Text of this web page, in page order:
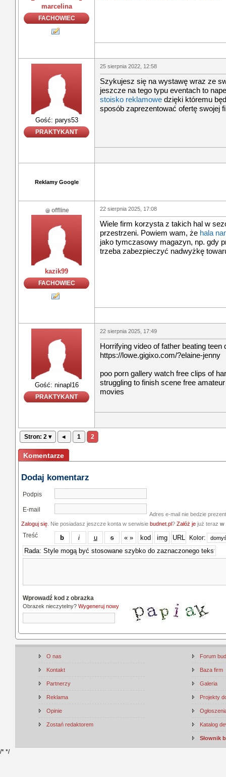
marcelina
FACHOWIEC
Gość: parys53
PRAKTYKANT
25 sierpnia 2022, 12:58
Szykujesz się na wystawę wraz ze
jeszcze na tego typu eventach to
stoisko reklamowe dzięki któremu
sposób zaprezentować ofertę swojej
Reklamy Google
offline
kazik99
FACHOWIEC
22 sierpnia 2025, 17:08
Wiele firm korzysta z takich hal w
przestrzeni. Powiem wam, że hala
jako tymczasowy magazyn, np. gdy
trzeba zabezpieczyć nadwyżkę
Gość: ninapl16
PRAKTYKANT
22 sierpnia 2025, 17:49
Horrifying video of father beating teen
https://lowe.gigixo.com/?elaine-jenny
poo porn gallery watch free clips of
struggling to finish scene free
movies
Stron: 2 ▾ ◂ 1 2
Komentarze
Dodaj komentarz
Podpis
E-mail
Adres e-mail nie bedzie
Zaloguj się . Nie posiadasz jeszcze konta w serwisie budnet.pl? Załóż je już teraz w
Treść Kolor:
Wprowadź kod z obrazka
Obrazek nieczytelny? Wygeneruj nowy
O nas
Kontakt
Partnerzy
Reklama
Opinie
Zostań redaktorem
Forum
Baza firm
Galeria
Projekty
Katalog
Słownik
/* */